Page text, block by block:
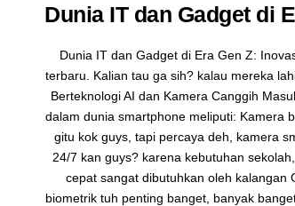
Dunia IT dan Gadget di
Dunia IT dan Gadget di Era Gen Z:
terbaru. Kalian tau ga sih? kalau mereka
Berteknologi AI dan Kamera Canggih
dalam dunia smartphone meliputi: Kamera
gitu kok guys, tapi percaya deh, kamera
24/7 kan guys? karena kebutuhan
cepat sangat dibutuhkan oleh kalangan
biometrik tuh penting banget, banyak